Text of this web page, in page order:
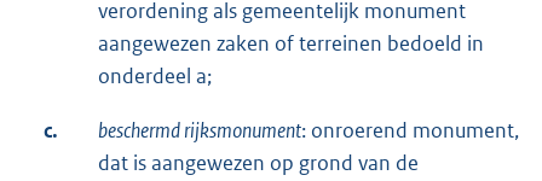
verordening als gemeentelijk monument
aangewezen zaken of terreinen bedoeld in
onderdeel a;
c. beschermd rijksmonument: onroerend monument,
dat is aangewezen op grond van de